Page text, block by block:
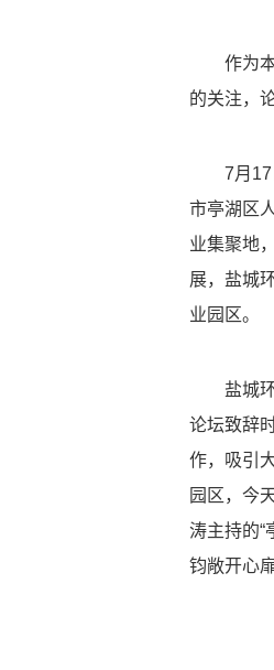
作为
的关注，
7月
市亭湖区
业集聚地
展，盐城
业园区。
盐城
论坛致辞
作，吸引
园区，今
涛主持的
钧敞开心